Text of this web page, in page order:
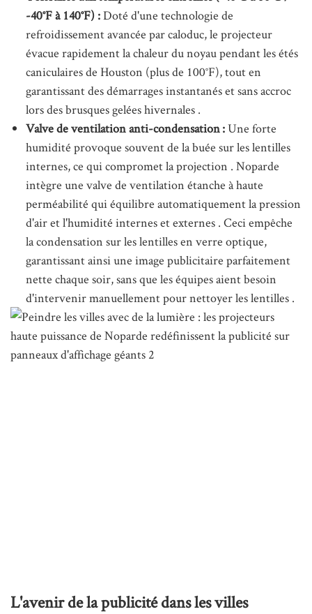
-40°F à 140°F) :Doté d'une technologie de
refroidissement avancée par caloduc, le projecteur
évacue rapidement la chaleur du noyau pendant les étés
caniculaires de Houston (plus de 100°F), tout en
garantissant des démarrages instantanés et sans accroc
lors des brusques gelées hivernales .
Valve de ventilation anti-condensation :Une forte
humidité provoque souvent de la buée sur les lentilles
internes, ce qui compromet la projection . Noparde
intègre une valve de ventilation étanche à haute
perméabilité qui équilibre automatiquement la pression
d'air et l'humidité internes et externes . Ceci empêche
la condensation sur les lentilles en verre optique,
garantissant ainsi une image publicitaire parfaitement
nette chaque soir, sans que les équipes aient besoin
d'intervenir manuellement pour nettoyer les lentilles .
L'avenir de la publicité dans les villes